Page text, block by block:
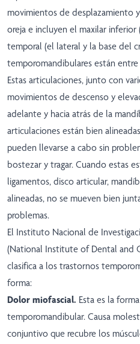
movimientos de desplazamiento
oreja e incluyen el maxilar
temporal (el lateral y la base del
temporomandibulares están
Estas articulaciones, junto con
movimientos de descenso y
adelante y hacia atrás de la
articulaciones están bien
pueden llevarse a cabo sin
bostezar y tragar. Cuando estas
ligamentos, disco articular,
alineadas, no se mueven bien
problemas.
El Instituto Nacional de
(National Institute of Dental and
clasifica a los trastornos
forma:
Dolor miofascial. Esta es la
temporomandibular. Causa
conjuntivo que recubre los